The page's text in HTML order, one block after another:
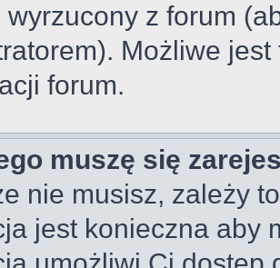
wyrzucony z forum
Możliwe
forum.
muszę się
nie musisz, zależy
jest konieczna aby